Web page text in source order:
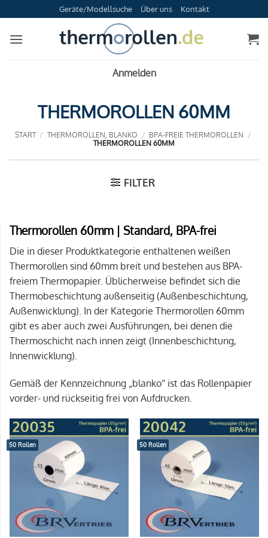
Inhalt
springen
Geräte/Modellsuche Über uns Kontakt
Anmelden
THERMOROLLEN 60MM
START / THERMOROLLEN, BLANKO / BPA-FREIE THERMOROLLEN /
THERMOROLLEN 60MM
FILTER
Thermorollen 60mm | Standard, BPA-frei
Die in dieser Produktkategorie enthaltenen weißen
Thermorollen sind 60mm breit und bestehen aus BPA-
freiem Thermopapier. Üblicherweise befindet sich die
Thermobeschichtung außenseitig (Außenbeschichtung,
Außenwicklung). In der Kategorie Thermorollen 60mm
gibt es aber auch zwei Ausführungen, bei denen die
Thermoschicht nach innen zeigt (Innenbeschichtung,
Innenwicklung).
Gemäß der Kennzeichnung „blanko“ ist das Rollenpapier
vorder- und rückseitig frei von Aufdrucken.
50 Rollen 50 Rollen